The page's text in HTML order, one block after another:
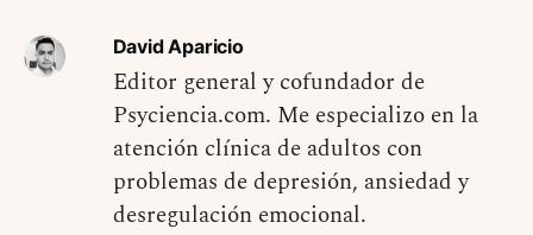
David Aparicio
Editor general y cofundador de
Psyciencia.com. Me especializo en la
atención clínica de adultos con
problemas de depresión, ansiedad y
desregulación emocional.